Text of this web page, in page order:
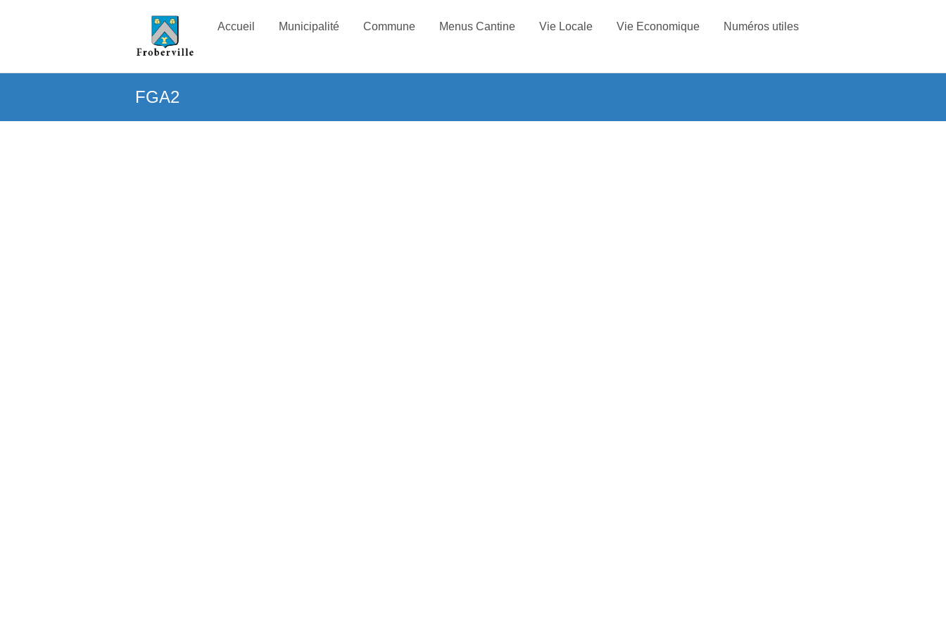
Accueil Municipalité Commune Menus Cantine Vie Locale Vie Economique Numéros utiles
FGA2